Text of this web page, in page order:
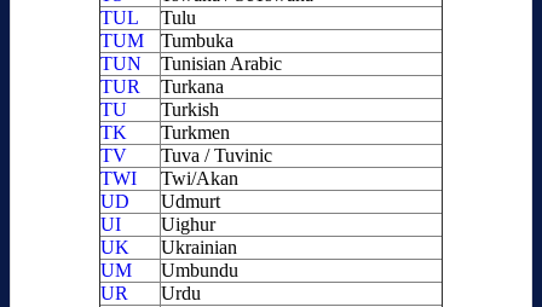
TUL
Tulu
TUM
Tumbuka
TUN
Tunisian Arabic
TUR
Turkana
TU
Turkish
TK
Turkmen
TV
Tuva / Tuvinic
TWI
Twi/Akan
UD
Udmurt
UI
Uighur
UK
Ukrainian
UM
Umbundu
UR
Urdu